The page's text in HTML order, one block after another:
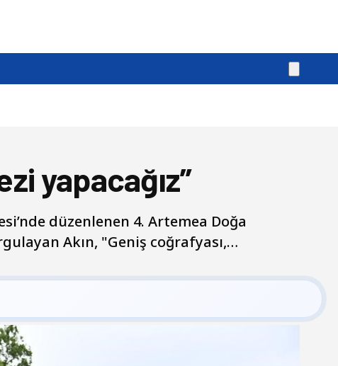
yapacağız”
düzenlenen 4. Artemea Doğa
Akın, "Geniş coğrafyası,…